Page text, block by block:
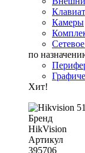
Камеры
по
Хит!
Бренд
HikVision
Артикул
395706